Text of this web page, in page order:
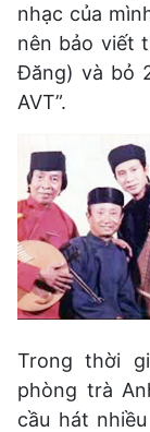
nhạc của
nên bảo viết
Đăng) và bỏ
AVT”.
Trong thời
phòng trà
cầu hát